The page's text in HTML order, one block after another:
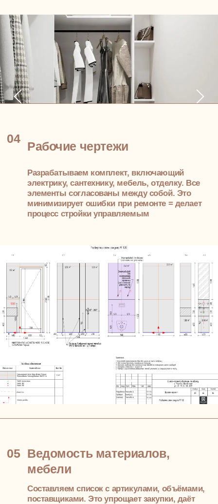
Политика обработки персональных данных
ПРИЙТИ НА ВСТРЕЧУ-ЗНАКОМСТВО
Этапы проектирования
01
С чего начинается работа
Начинаем с диалога. Обсуждаем, как устроена ваша
жизнь, какие задачи решает пространство, что важно
для каждого члена семьи.
Нужна тёплая зона отдыха на втором уровне?
Изолированная спальня с кабинетом? Детская и
сформированный бриф на проект
ВАШЕ УЧАСТИЕ